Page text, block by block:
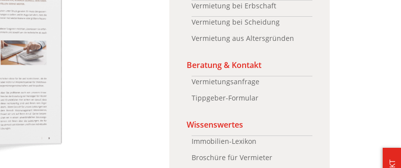
Vermietung bei Erbschaft
Vermietung bei Scheidung
Vermietung aus Altersgründen
Beratung & Kontakt
Vermietungsanfrage
Tippgeber-Formular
Wissenswertes
Immobilien-Lexikon
Broschüre für Vermieter